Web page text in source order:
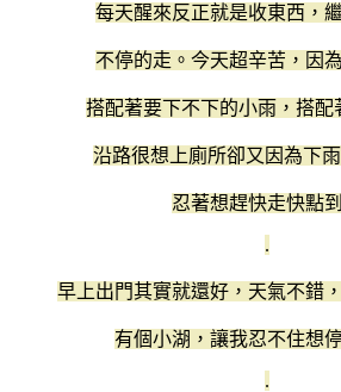
每天醒來反正就是收東西，
不停的走。今天超辛苦，因
搭配著要下不下的小雨，搭配
沿路很想上廁所卻又因為下雨
忍著想趕快走快點
.
早上出門其實就還好，天氣不錯
有個小湖，讓我忍不住想
.